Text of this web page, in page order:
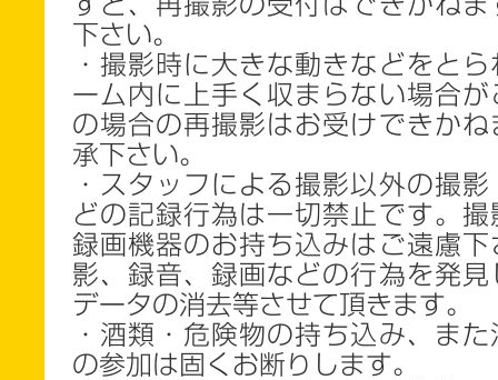
下さい。
・撮影時に大きな動きなどをと
ーム内に上手く収まらない場合
の場合の再撮影はお受けできか
承下さい。
・スタッフによる撮影以外の撮
どの記録行為は一切禁止です。
録画機器のお持ち込みはご遠慮
影、録音、録画などの行為を発
データの消去等させて頂きます。
・酒類・危険物の持ち込み、ま
の参加は固くお断りします。